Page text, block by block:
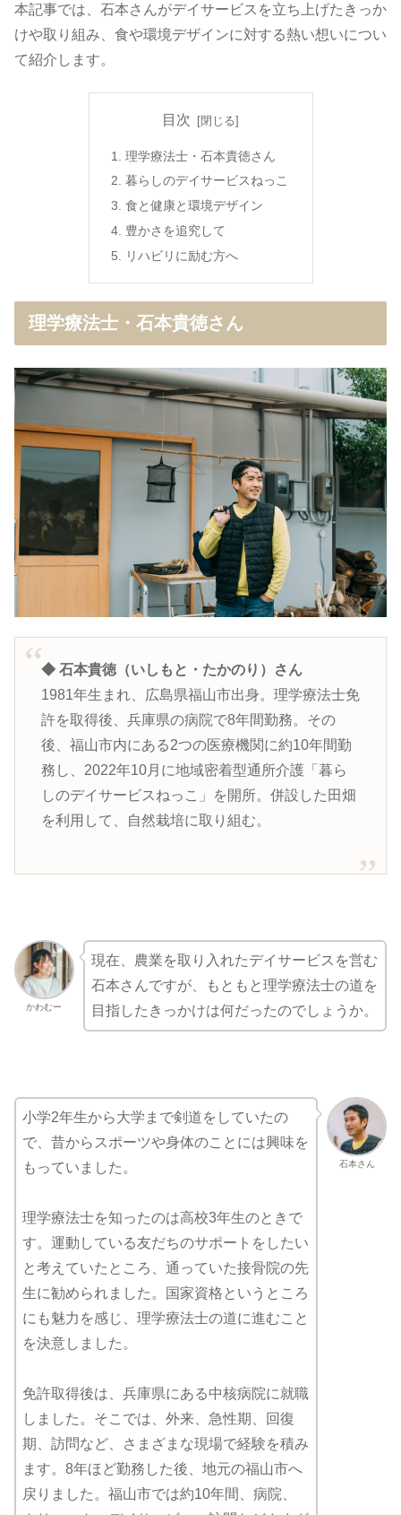
本記事では、石本さんがデイサービスを立ち上げたきっか
けや取り組み、食や環境デザインに対する熱い想いについ
て紹介します。
目次
理学療法士・石本貴徳さん
暮らしのデイサービスねっこ
食と健康と環境デザイン
豊かさを追究して
リハビリに励む方へ
理学療法士・石本貴徳さん
◆ 石本貴徳（いしもと・たかのり）さん
1981年生まれ、広島県福山市出身。理学療法士免
許を取得後、兵庫県の病院で8年間勤務。その
後、福山市内にある2つの医療機関に約10年間勤
務し、2022年10月に地域密着型通所介護「暮ら
しのデイサービスねっこ」を開所。併設した田畑
を利用して、自然栽培に取り組む。
かわむー
現在、農業を取り入れたデイサービスを営む
石本さんですが、もともと理学療法士の道を
目指したきっかけは何だったのでしょうか。
石本さん
小学2年生から大学まで剣道をしていたの
で、昔からスポーツや身体のことには興味を
もっていました。
理学療法士を知ったのは高校3年生のときで
す。運動している友だちのサポートをしたい
と考えていたところ、通っていた接骨院の先
生に勧められました。国家資格というところ
にも魅力を感じ、理学療法士の道に進むこと
を決意しました。
免許取得後は、兵庫県にある中核病院に就職
しました。そこでは、外来、急性期、回復
期、訪問など、さまざまな現場で経験を積み
ます。8年ほど勤務した後、地元の福山市へ
戻りました。福山市では約10年間、病院、